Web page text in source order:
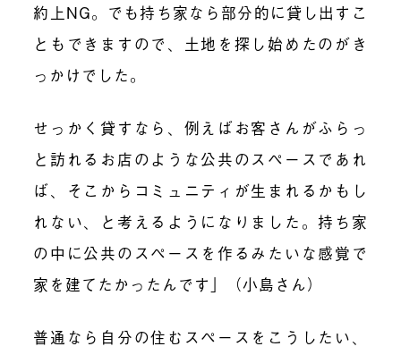
約上NG。でも持ち家なら部分的に貸し出すこ
ともできますので、土地を探し始めたのがき
っかけでした。
せっかく貸すなら、例えばお客さんがふらっ
と訪れるお店のような公共のスペースであれ
ば、そこからコミュニティが生まれるかもし
れない、と考えるようになりました。持ち家
の中に公共のスペースを作るみたいな感覚で
家を建てたかったんです」（小島さん）
普通なら自分の住むスペースをこうしたい、